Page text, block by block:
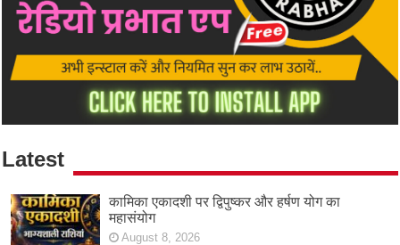
Latest
कामिका एकादशी पर द्विपुष्कर और हर्षण योग का
महासंयोग
August 8, 2026